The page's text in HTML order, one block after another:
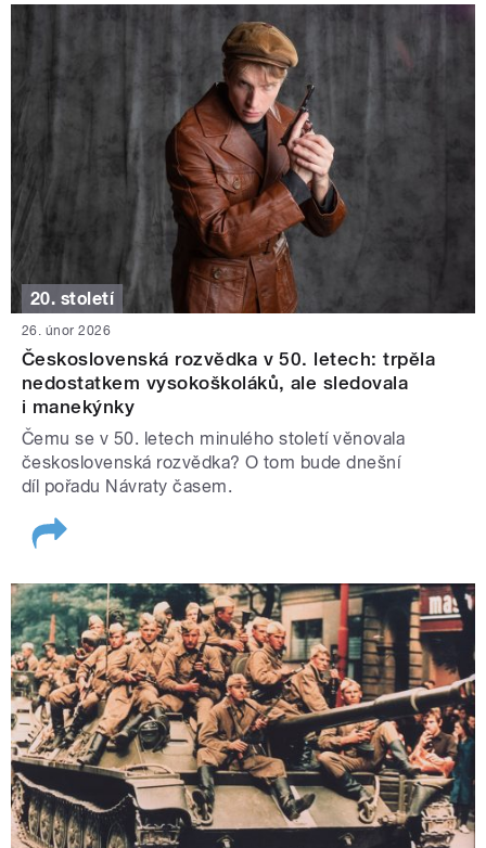
20. století
26. únor 2026
Československá rozvědka v 50. letech: trpěla
nedostatkem vysokoškoláků, ale sledovala
i manekýnky
Čemu se v 50. letech minulého století věnovala
československá rozvědka? O tom bude dnešní
díl pořadu Návraty časem.